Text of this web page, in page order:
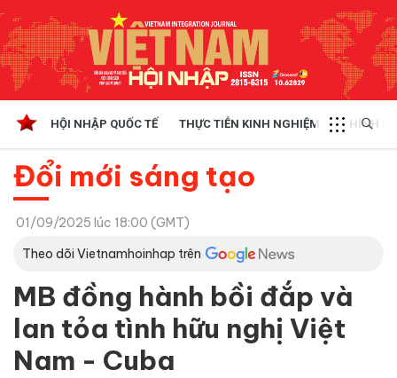
HỘI NHẬP QUỐC TẾ THỰC TIỄN KINH NGHIỆM CHÍNH
Đổi mới sáng tạo
01/09/2025 lúc 18:00 (GMT)
Theo dõi Vietnamhoinhap trên
MB đồng hành bồi đắp và
lan tỏa tình hữu nghị Việt
Nam - Cuba